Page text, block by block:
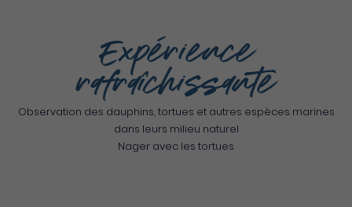
Expérience
rafraîchissante
Observation des dauphins, tortues et autres espèces marines
dans leurs milieu naturel
Nager avec les tortues